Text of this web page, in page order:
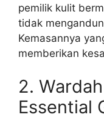
pemilik kulit
tidak
Kemasannya
memberikan
2.
Essential